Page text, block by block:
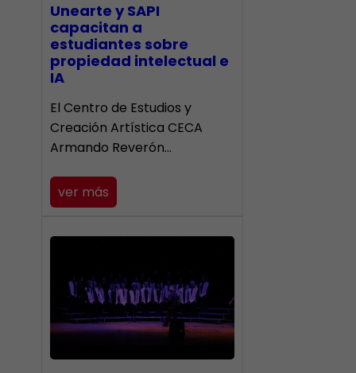
Unearte y SAPI
capacitan a
estudiantes sobre
propiedad intelectual e
IA
El Centro de Estudios y
Creación Artística CECA
Armando Reverón…
ver más